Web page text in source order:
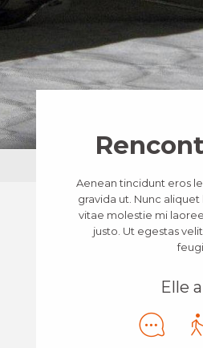
Aenean tincidunt eros
gravida ut. Nunc
vitae molestie mi
justo. Ut egestas
Elle